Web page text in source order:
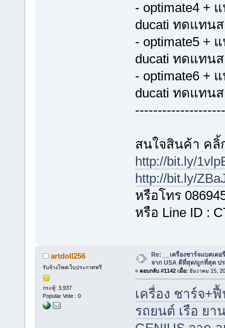
- optimate4 +
ducati ทดแทน
- optimate5 +
ducati ทดแทน
- optimate6 +
ducati ทดแทน
สนใจสินค้า คลิ้
http://bit.ly/
http://bit.ly/
หรือโทร
หรือ Line ID :
artdoll256
รับจ้างโพสเว็บประกาศฟรี
กระทู้: 3,937
Popular Vote : 0
Re: __เครื่องชาร์จแบตเตอ
จาก USA ดีที่สุด/ถูกที่สุด ป
« ตอบกลับ #1142 เมื่อ: ธันวาคม 15,
เครื่อง ชาร์จ+
รถยนต์ เรือ ย